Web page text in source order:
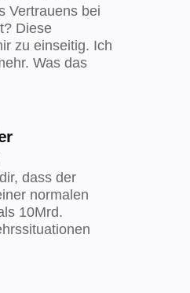
Vertrauens bei
Diese
zu einseitig. Ich
Was das
dass der
normalen
10Mrd.